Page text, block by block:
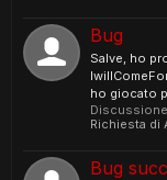
Bug
Salve, ho
ho giocato
Richiesta di
Bug